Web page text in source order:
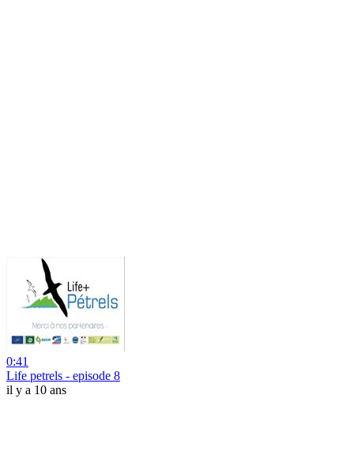
0:41
Life petrels - episode 8
il y a 10 ans